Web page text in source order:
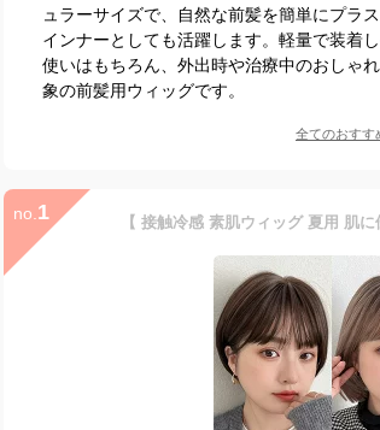
ュラーサイズで、自然な前髪を簡単にプラ
インナーとしても活躍します。軽量で装着
使いはもちろん、外出時や治療中のおしゃ
象の前髪用ウィッグです。
全てのおすす
no. 1